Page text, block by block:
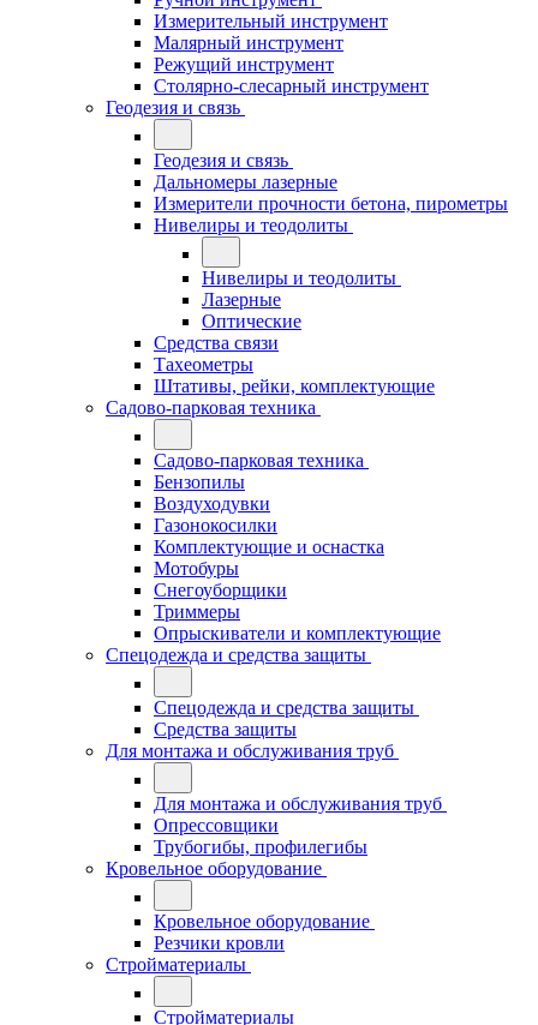
Измерительный инструмент
Малярный инструмент
Режущий инструмент
Столярно-слесарный инструмент
Геодезия и связь
Геодезия и связь
Дальномеры лазерные
Измерители прочности бетона, пирометры
Нивелиры и теодолиты
Нивелиры и теодолиты
Лазерные
Оптические
Средства связи
Тахеометры
Штативы, рейки, комплектующие
Садово-парковая техника
Садово-парковая техника
Бензопилы
Воздуходувки
Газонокосилки
Комплектующие и оснастка
Мотобуры
Снегоуборщики
Триммеры
Опрыскиватели и комплектующие
Спецодежда и средства защиты
Спецодежда и средства защиты
Средства защиты
Для монтажа и обслуживания труб
Для монтажа и обслуживания труб
Опрессовщики
Трубогибы, профилегибы
Кровельное оборудование
Кровельное оборудование
Резчики кровли
Стройматериалы
Стройматериалы